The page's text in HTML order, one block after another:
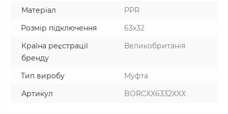
Матеріал
PPR
Розмір підключення
63x32
Країна реєстрації
бренду
Великобританія
Тип виробу
Муфта
Артикул
BORCXX6332XXX